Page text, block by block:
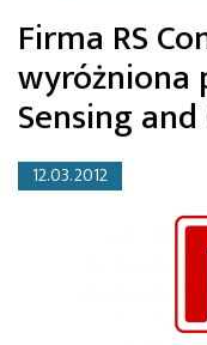
Firma RS
wyróżniona
Sensing
12.03.2012